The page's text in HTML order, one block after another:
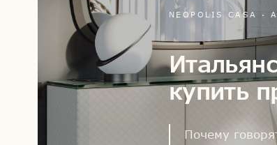
NEOPOLIS CASA ·
купить
Почему